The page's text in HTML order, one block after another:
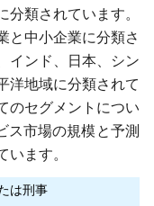
類されています。
と中小企業に分類さ
インド、日本、シン
洋地域に分類されて
のセグメントについ
ス市場の規模と予測
ます。
は刑事